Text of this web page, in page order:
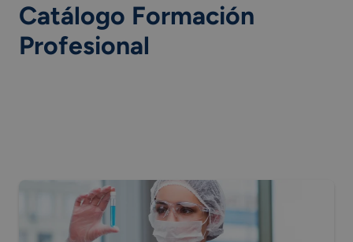
Catálogo Formación
Profesional